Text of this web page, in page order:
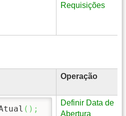
Requisições
Operação
( ) ;
Definir Data de
Abertura